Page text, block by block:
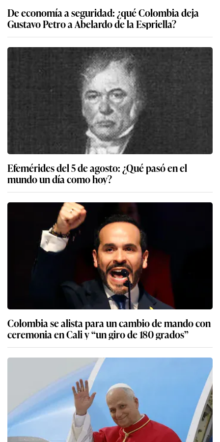
De economía a seguridad: ¿qué Colombia deja
Gustavo Petro a Abelardo de la Espriella?
Efemérides del 5 de agosto: ¿Qué pasó en el
mundo un día como hoy?
Colombia se alista para un cambio de mando con
ceremonia en Cali y “un giro de 180 grados”